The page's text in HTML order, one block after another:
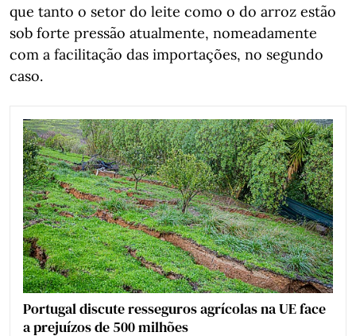
que tanto o setor do leite como o do arroz estão
sob forte pressão atualmente, nomeadamente
com a facilitação das importações, no segundo
caso.
Portugal discute resseguros agrícolas na UE face
a prejuízos de 500 milhões